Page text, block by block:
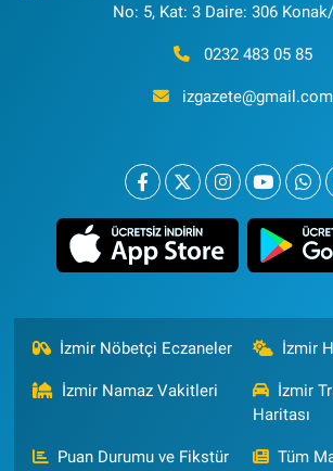
No: 5, Kat: 3 Daire: 306
0232 483 05 85
izgazete@gmail.com
İzmir Nöbetçi Eczaneler İzmir
İzmir Namaz Vakitleri
İzmir
Haritası
Puan Durumu ve Fikstür Tüm